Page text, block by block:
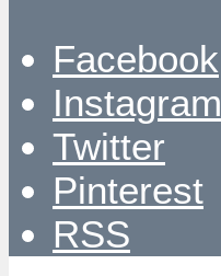
Facebook
Instagram
Twitter
Pinterest
RSS